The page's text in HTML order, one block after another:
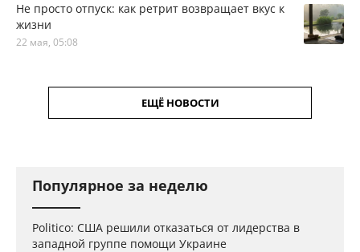
Не просто отпуск: как ретрит возвращает вкус к
жизни
22 мая, 05:08
ЕЩЁ НОВОСТИ
Популярное за неделю
Politico: США решили отказаться от лидерства в
западной группе помощи Украине